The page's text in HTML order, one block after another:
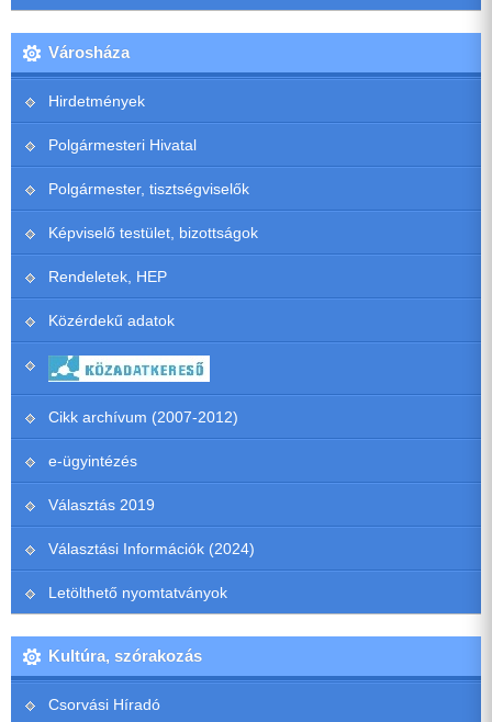
Városháza
Hirdetmények
Polgármesteri Hivatal
Polgármester, tisztségviselők
Képviselő testület, bizottságok
Rendeletek, HEP
Közérdekű adatok
Cikk archívum (2007-2012)
e-ügyintézés
Választás 2019
Választási Információk (2024)
Letölthető nyomtatványok
Kultúra, szórakozás
Csorvási Híradó